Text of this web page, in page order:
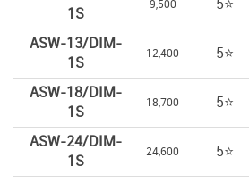
1S
9,500 5⭐
ASW-13/DIM-
1S
12,400 5⭐
ASW-18/DIM-
1S
18,700 5⭐
ASW-24/DIM-
1S
24,600 5⭐